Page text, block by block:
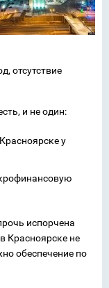
отсутствие
и не один:
у
испорчена
Красноярске не
обеспечение по